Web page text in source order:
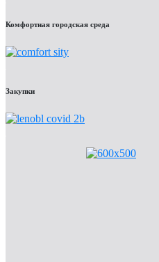
Комфортная городская среда
Закупки